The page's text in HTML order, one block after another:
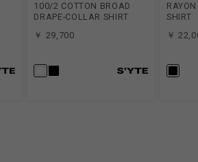
100/2 COTTON BROAD
DRAPE-COLLAR SHIRT
￥ 29,700
SHIRT
￥